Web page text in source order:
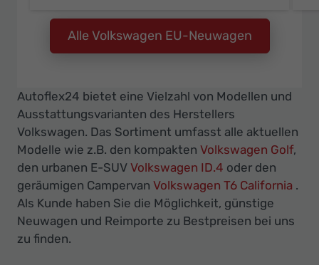
Alle Volkswagen EU-Neuwagen
Autoflex24 bietet eine Vielzahl von Modellen und
Ausstattungsvarianten des Herstellers
Volkswagen. Das Sortiment umfasst alle aktuellen
Modelle wie z.B. den kompakten Volkswagen Golf,
den urbanen E-SUV Volkswagen ID.4 oder den
geräumigen Campervan Volkswagen T6 California .
Als Kunde haben Sie die Möglichkeit, günstige
Neuwagen und Reimporte zu Bestpreisen bei uns
zu finden.